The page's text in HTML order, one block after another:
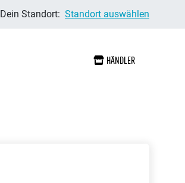
Dein Standort: Standort auswählen
HÄNDLER